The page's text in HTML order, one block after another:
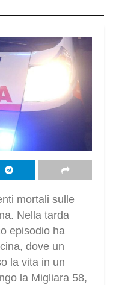
mortali sulle
Nella tarda
episodio ha
dove un
la vita in un
la Migliara 58,